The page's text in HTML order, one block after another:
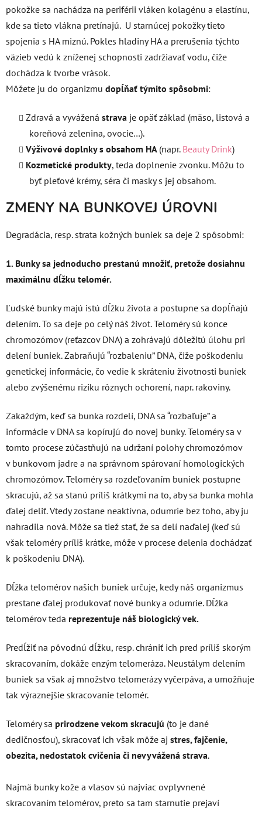
pokožke sa nachádza na periférii vláken kolagénu a elastínu,
kde sa tieto vlákna pretínajú. U starnúcej pokožky tieto
spojenia s HA miznú. Pokles hladiny HA a prerušenia týchto
väzieb vedú k zníženej schopnosti zadržiavať vodu, čiže
dochádza k tvorbe vrások.
Môžete ju do organizmu dopĺňať týmito spôsobmi:
Zdravá a vyvážená strava je opäť základ (mäso, listová a
koreňová zelenina, ovocie…).
Výživové doplnky s obsahom HA (napr. Beauty Drink)
Kozmetické produkty, teda doplnenie zvonku. Môžu to
byť pleťové krémy, séra či masky s jej obsahom.
ZMENY NA BUNKOVEJ ÚROVNI
Degradácia, resp. strata kožných buniek sa deje 2 spôsobmi:
1. Bunky sa jednoducho prestanú množiť, pretože dosiahnu
maximálnu dĺžku telomér.
Ľudské bunky majú istú dĺžku života a postupne sa dopĺňajú
delením. To sa deje po celý náš život. Teloméry sú konce
chromozómov (reťazcov DNA) a zohrávajú dôležitú úlohu pri
delení buniek. Zabraňujú “rozbaleniu” DNA, čiže poškodeniu
genetickej informácie, čo vedie k skráteniu životnosti buniek
alebo zvýšenému riziku rôznych ochorení, napr. rakoviny.
Zakaždým, keď sa bunka rozdelí, DNA sa “rozbaľuje” a
informácie v DNA sa kopírujú do novej bunky. Teloméry sa v
tomto procese zúčastňujú na udržaní polohy chromozómov
v bunkovom jadre a na správnom spárovaní homologických
chromozómov. Teloméry sa rozdeľovaním buniek postupne
skracujú, až sa stanú príliš krátkymi na to, aby sa bunka mohla
ďalej deliť. Vtedy zostane neaktívna, odumrie bez toho, aby ju
nahradila nová. Môže sa tiež stať, že sa delí naďalej (keď sú
však teloméry príliš krátke, môže v procese delenia dochádzať
k poškodeniu DNA).
Dĺžka telomérov našich buniek určuje, kedy náš organizmus
prestane ďalej produkovať nové bunky a odumrie. Dĺžka
telomérov teda reprezentuje náš biologický vek.
Predĺžiť na pôvodnú dĺžku, resp. chrániť ich pred príliš skorým
skracovaním, dokáže enzým telomeráza. Neustálym delením
buniek sa však aj množstvo telomerázy vyčerpáva, a umožňuje
tak výraznejšie skracovanie telomér.
Teloméry sa prirodzene vekom skracujú (to je dané
dedičnosťou), skracovať ich však môže aj stres, fajčenie,
obezita, nedostatok cvičenia či nevyvážená strava.
Najmä bunky kože a vlasov sú najviac ovplyvnené
skracovaním telomérov, preto sa tam starnutie prejaví